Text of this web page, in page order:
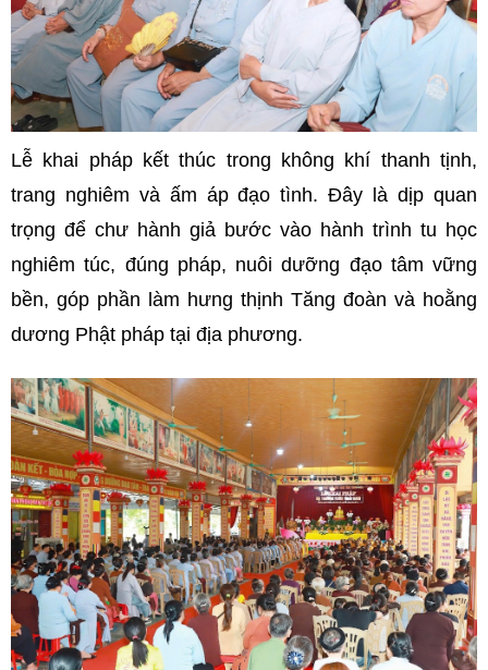
Lễ khai pháp kết thúc trong không khí thanh tịnh,
trang nghiêm và ấm áp đạo tình. Đây là dịp quan
trọng để chư hành giả bước vào hành trình tu học
nghiêm túc, đúng pháp, nuôi dưỡng đạo tâm vững
bền, góp phần làm hưng thịnh Tăng đoàn và hoằng
dương Phật pháp tại địa phương.